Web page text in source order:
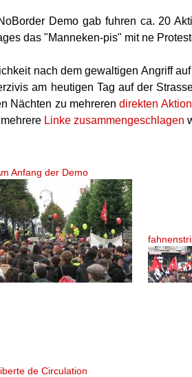
Demo gab fuhren ca. 20
das "Manneken-pis" mit ne
nach dem gewaltigen Angriff
am heutigen Tag auf der
Nächten zu mehreren direkten
Linke zusammengeschlagen
Anfang der Demo
de Circulation